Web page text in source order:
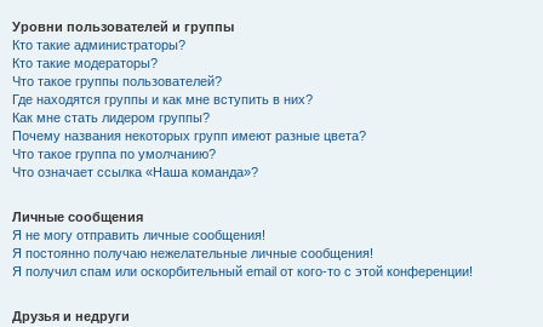
Уровни пользователей и группы
Кто такие администраторы?
Кто такие модераторы?
Что такое группы пользователей?
Где находятся группы и как мне вступить в них?
Как мне стать лидером группы?
Почему названия некоторых групп имеют разные цвета?
Что такое группа по умолчанию?
Что означает ссылка «Наша команда»?
Личные сообщения
Я не могу отправить личные сообщения!
Я постоянно получаю нежелательные личные сообщения!
Я получил спам или оскорбительный email от кого-то с этой конференции!
Друзья и недруги